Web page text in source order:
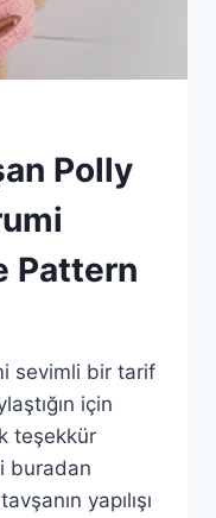
Polly
Pattern
sevimli bir tarif
için
teşekkür
buradan
yapılışı